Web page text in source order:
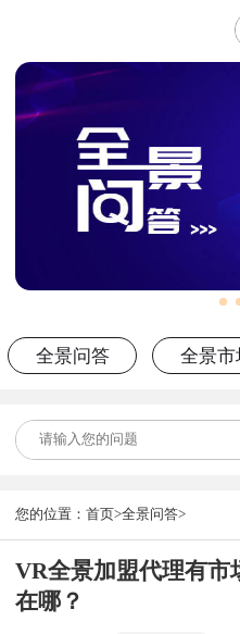
全景问答 全景市
您的位置： 首页>全景问答>
VR全景加盟代理有市
在哪？